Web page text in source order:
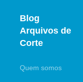
Blog
Arquivos de
Corte
Quem somos